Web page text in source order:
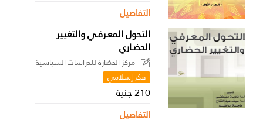
التفاصيل
التحول المعـرفـي والتغيير
الحضـاري
مركز الحضارة للدراسات السياسية
فكر إسلامي
210 جنية
التفاصيل